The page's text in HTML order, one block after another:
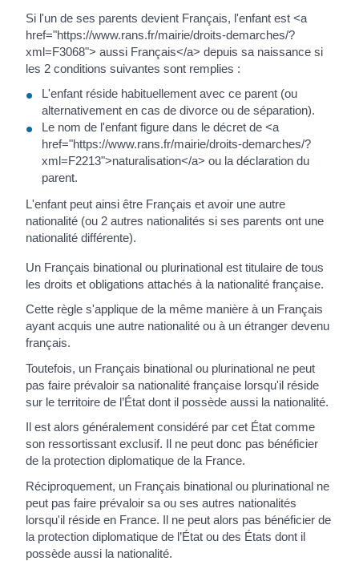
Si l'un de ses parents devient Français, l'enfant est <a
href="https://www.rans.fr/mairie/droits-demarches/?
xml=F3068"> aussi Français</a> depuis sa naissance si
les 2 conditions suivantes sont remplies :
L'enfant réside habituellement avec ce parent (ou
alternativement en cas de divorce ou de séparation).
Le nom de l'enfant figure dans le décret de <a
href="https://www.rans.fr/mairie/droits-demarches/?
xml=F2213">naturalisation</a> ou la déclaration du
parent.
L'enfant peut ainsi être Français et avoir une autre
nationalité (ou 2 autres nationalités si ses parents ont une
nationalité différente).
Un Français binational ou plurinational est titulaire de tous
les droits et obligations attachés à la nationalité française.
Cette règle s'applique de la même manière à un Français
ayant acquis une autre nationalité ou à un étranger devenu
français.
Toutefois, un Français binational ou plurinational ne peut
pas faire prévaloir sa nationalité française lorsqu'il réside
sur le territoire de l’État dont il possède aussi la nationalité.
Il est alors généralement considéré par cet État comme
son ressortissant exclusif. Il ne peut donc pas bénéficier
de la protection diplomatique de la France.
Réciproquement, un Français binational ou plurinational ne
peut pas faire prévaloir sa ou ses autres nationalités
lorsqu'il réside en France. Il ne peut alors pas bénéficier de
la protection diplomatique de l’État ou des États dont il
possède aussi la nationalité.